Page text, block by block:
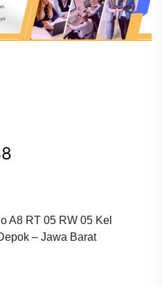
A8 RT 05 RW 05 Kel
– Jawa Barat